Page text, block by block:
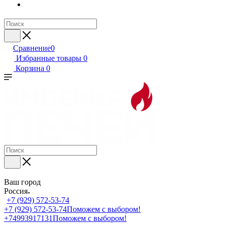
Сравнение0
Избранные товары 0
Корзина 0
Ваш город
Россия
+7 (929) 572-53-74
+7 (929) 572-53-74Поможем с выбором!
+74993917131Поможем с выбором!